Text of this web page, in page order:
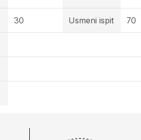
30 Usmeni ispit 70